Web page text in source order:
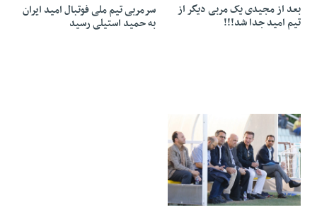
بعد از مجیدی یک مربی دیگر از
تیم امید جدا شد!!!
سرمربی تیم ملی فوتبال امید ایران
به حمید استیلی رسید
11 Mehr 1398 - 20:35